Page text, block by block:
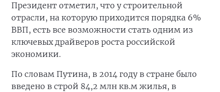
Президент отметил, что у строительной
отрасли, на которую приходится порядка 6%
ВВП, есть все возможности стать одним из
ключевых драйверов роста российской
экономики.
По словам Путина, в 2014 году в стране было
введено в строй 84,2 млн кв.м жилья, в